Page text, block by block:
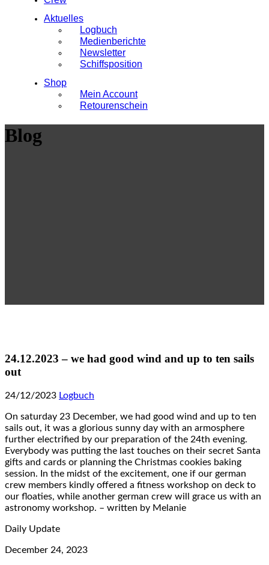
Aktuelles
Logbuch
Medienberichte
Newsletter
Schiffsposition
Shop
Mein Account
Retourenschein
Blog
24.12.2023 – we had good wind and up to ten sails
out
24/12/2023 Logbuch
On saturday 23 December, we had good wind and up to ten
sails out, it was a glorious sunny day with an armosphere
further electrified by our preparation of the 24th evening.
Everybody was putting the last touches on their secret Santa
gifts and cards or planning the Christmas cookies baking
session. In the midst of the excitement, one if our german
crew members kindly offered a fitness workshop on deck to
our floaties, while another german crew will grace us with an
astronomy workshop. – written by Melanie
Daily Update
December 24, 2023